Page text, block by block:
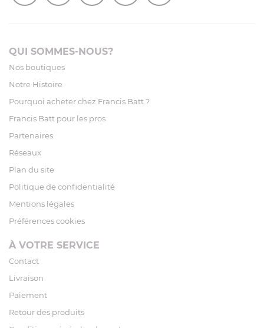
QUI SOMMES-NOUS?
Nos boutiques
Notre Histoire
Pourquoi acheter chez Francis Batt ?
Francis Batt pour les pros
Partenaires
Réseaux
Plan du site
Politique de confidentialité
Mentions légales
Préférences cookies
À VOTRE SERVICE
Contact
Livraison
Paiement
Retour des produits